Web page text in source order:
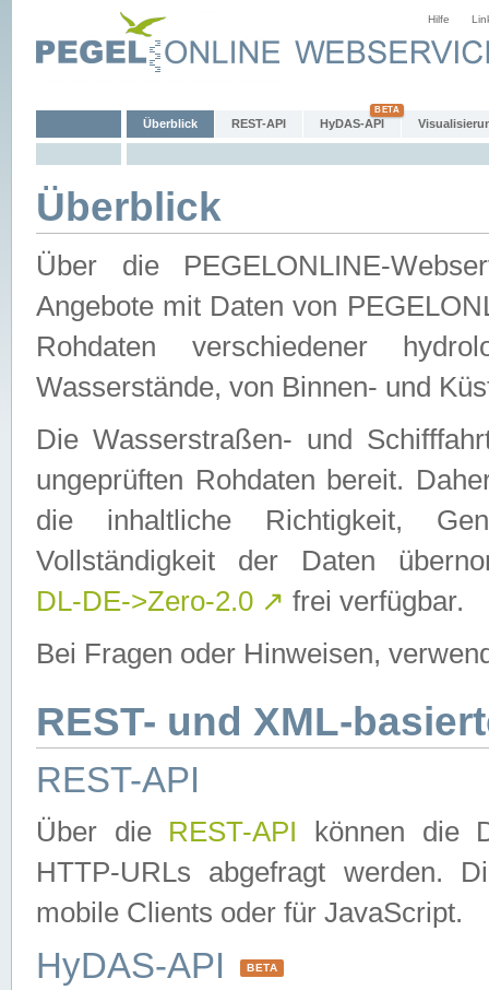
Hilfe
Überblick REST-API HyDAS-API
Überblick
Über die PEGELONLINE-
Angebote mit Daten von
Rohdaten verschiedener
Wasserstände, von Binnen- und
Die Wasserstraßen- und
ungeprüften Rohdaten bereit.
die inhaltliche Richtigkeit,
Vollständigkeit der Daten
DL-DE->Zero-2.0 ↗ frei verfügbar.
Bei Fragen oder Hinweisen,
REST- und XML-
REST-API
Über die REST-API können die
HTTP-URLs abgefragt werden.
mobile Clients oder für JavaScript.
HyDAS-API BETA